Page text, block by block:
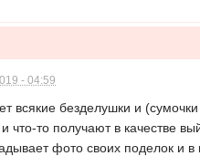
- 04:59
всякие безделушки и
что-то получают в качестве
фото своих поделок и